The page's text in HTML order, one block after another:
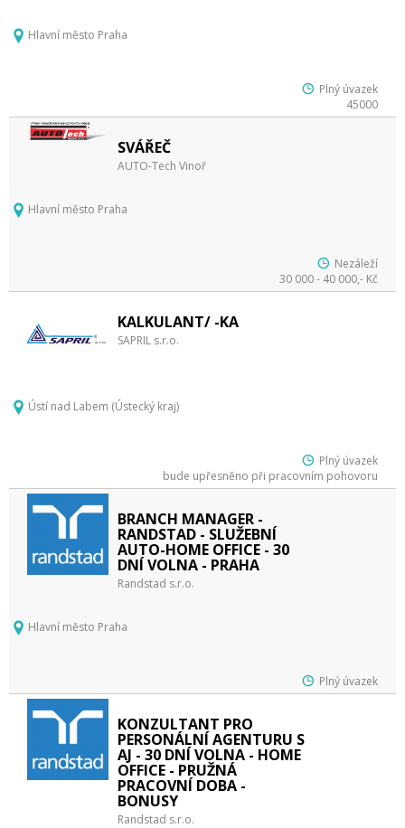
Hlavní město Praha
Plný úvazek
45000
SVÁŘEČ
AUTO-Tech Vinoř
Hlavní město Praha
Nezáleží
30 000 - 40 000,- Kč
KALKULANT/ -KA
SAPRIL s.r.o.
Ústí nad Labem (Ústecký kraj)
Plný úvazek
bude upřesněno při pracovním pohovoru
BRANCH MANAGER -
RANDSTAD - SLUŽEBNÍ
AUTO-HOME OFFICE - 30
DNÍ VOLNA - PRAHA
Randstad s.r.o.
Hlavní město Praha
Plný úvazek
KONZULTANT PRO
PERSONÁLNÍ AGENTURU S
AJ - 30 DNÍ VOLNA - HOME
OFFICE - PRUŽNÁ
PRACOVNÍ DOBA -
BONUSY
Randstad s.r.o.